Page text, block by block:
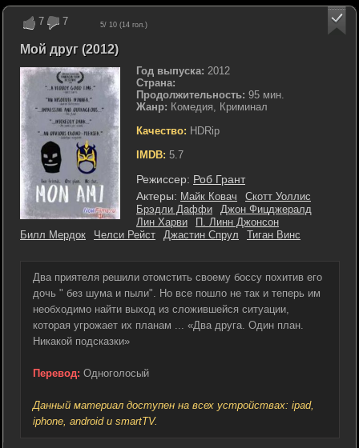
7 7 5/ 10 (14 гол.)
Мой друг (2012)
Год выпуска: 2012
Страна:
Продолжительность: 95 мин.
Жанр: Комедия, Криминал
Качество: HDRip
IMDB: 5.7
Режиссер: Роб Грант
Актеры: Майк Ковач
Скотт Уоллис
Брэдли Даффи
Джон Фицджералд
Лин Харви
П. Линн Джонсон
Билл Мердок
Челси Рейст Джастин Спрул Тиган Винс
Два приятеля решили отомстить своему боссу похитив его
дочь " без шума и пыли". Но все пошло не так и теперь им
необходимо найти выход из сложившейся ситуации,
которая угрожает их планам ... «Два друга. Один план.
Никакой подсказки»
Перевод: Одноголосый
Данный материал доступен на всех устройствах: ipad,
iphone, android и smartTV.